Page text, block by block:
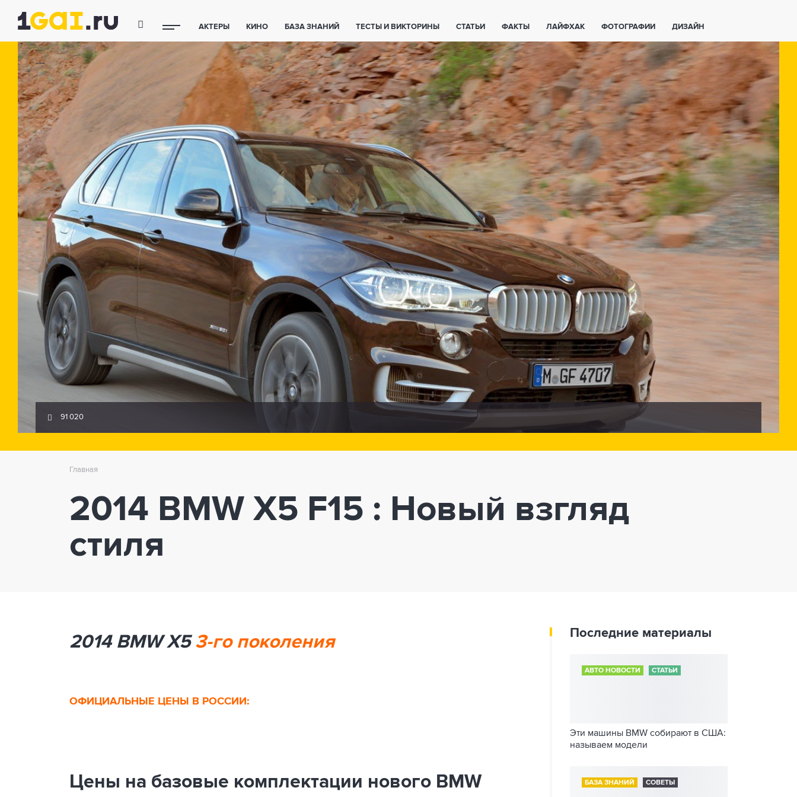
АКТЕРЫ КИНО БАЗА ЗНАНИЙ ТЕСТЫ И ВИКТОРИНЫ СТАТЬИ ФАКТЫ ЛАЙФХАК ФОТОГРАФИИ ДИЗАЙН
ПОЛЕЗНЫЕ СОВЕТЫ ЖИВОТНЫЕ ПОЛЕЗНО ЗНАТЬ ЗАКОНОДАТЕЛЬСТВО ВАЖНО ЗНАТЬ СПОРТ СМАРТФОНЫ ПОЛЕЗНОЕ
ФИТНЕС ТЕХНОЛОГИИ
---
91 020
Главная
2014 BMW X5 F15 : Новый взгляд
стиля
2014 BMW X53-го поколения
ОФИЦИАЛЬНЫЕ ЦЕНЫ В РОССИИ:
Цены на базовые комплектации нового BMW
Последние материалы
АВТО НОВОСТИ СТАТЬИ
Эти машины BMW собирают в США:
называем модели
БАЗА ЗНАНИЙ СОВЕТЫ